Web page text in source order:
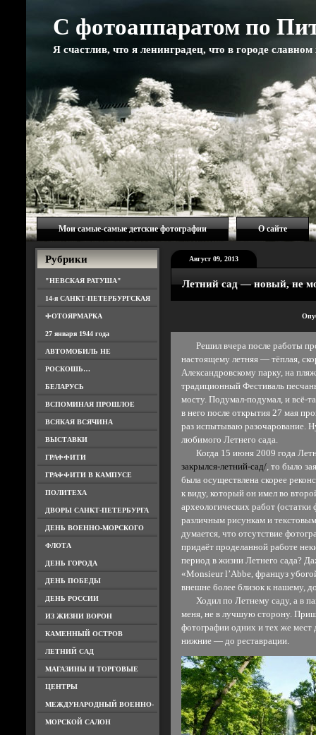
С фотоаппаратом по
Я счастлив, что я ленинградец, что в городе
Мои самые-самые детские фотографии О сайте
Рубрики
"НЕВСКАЯ РАТУША"
14-я САНКТ-ПЕТЕРБУРГСКАЯ
ФОТОЯРМАРКА
27 января 1944 года
АВТОМОБИЛЬ НЕ
РОСКОШЬ…
БЕЛАРУСЬ
ВСПОМИНАЯ ПРОШЛОЕ
ВСЯКАЯ ВСЯЧИНА
ВЫСТАВКИ
ГРАФФИТИ
ГРАФФИТИ В КАМПУСЕ
ПОЛИТЕХА
ДВОРЫ САНКТ-ПЕТЕРБУРГА
ДЕНЬ ВОЕННО-МОРСКОГО
ФЛОТА
ДЕНЬ ГОРОДА
ДЕНЬ ПОБЕДЫ
ДЕНЬ РОССИИ
ИЗ ЖИЗНИ ВОРОН
КАМЕННЫЙ ОСТРОВ
ЛЕТНИЙ САД
МАГАЗИНЫ И ТОРГОВЫЕ
ЦЕНТРЫ
МЕЖДУНАРОДНЫЙ ВОЕННО-
МОРСКОЙ САЛОН
Август 09, 2013
Летний сад — новый, не
Решил вчера после работы
настоящему летняя — тёплая,
Александровскому парку, на
традиционный Фестиваль
мосту. Подумал-подумал, и всё-
в него после открытия 27 мая
раз испытываю разочарование.
любимого Летнего сада.
Когда 15 июня 2009 года
закрылся-летний-сад/, то было
была осуществлена скорее
к виду, который он имел во
археологических работ
различным рисункам и
думается, что отсутствие
придаёт проделанной работе
период в жизни Летнего сада?
«Monsieur l’Abbe, француз
внешне более близок к нашему,
Ходил по Летнему саду, а в
меня, не в лучшую сторону.
фотографии одних и тех же
нижние — до реставрации.